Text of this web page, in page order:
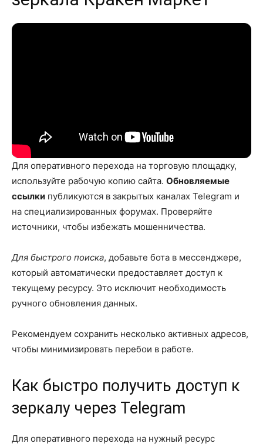
Для оперативного перехода на торговую площадку,
используйте рабочую копию сайта. Обновляемые
ссылки публикуются в закрытых каналах Telegram и
на специализированных форумах. Проверяйте
источники, чтобы избежать мошенничества.
Для быстрого поиска, добавьте бота в мессенджере,
который автоматически предоставляет доступ к
текущему ресурсу. Это исключит необходимость
ручного обновления данных.
Рекомендуем сохранить несколько активных адресов,
чтобы минимизировать перебои в работе.
Как быстро получить доступ к
зеркалу через Telegram
Для оперативного перехода на нужный ресурс